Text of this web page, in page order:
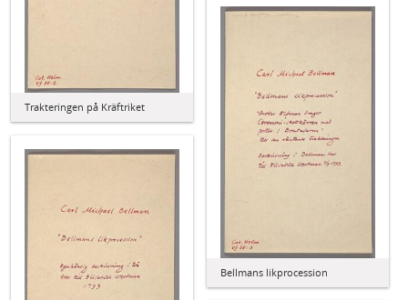
Trakteringen på Kräftriket
Bellmans likprocession